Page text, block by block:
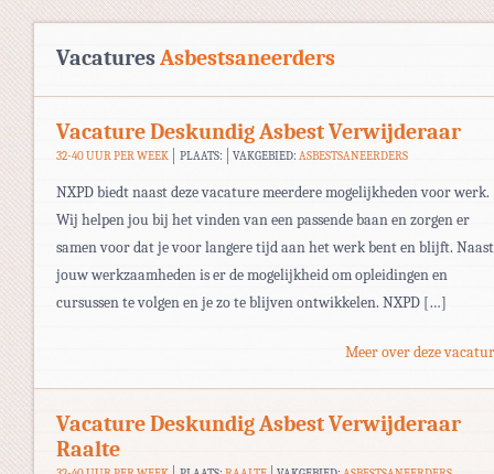
VacaturesAsbestsaneerders
Vacature Deskundig Asbest Verwijderaar
32-40 UUR PER WEEK PLAATS: VAKGEBIED:ASBESTSANEERDERS
NXPD biedt naast deze vacature meerdere mogelijkheden voor werk.
Wij helpen jou bij het vinden van een passende baan en zorgen er
samen voor dat je voor langere tijd aan het werk bent en blijft. Naast
jouw werkzaamheden is er de mogelijkheid om opleidingen en
cursussen te volgen en je zo te blijven ontwikkelen. NXPD […]
Meer over deze
Vacature Deskundig Asbest Verwijderaar
Raalte